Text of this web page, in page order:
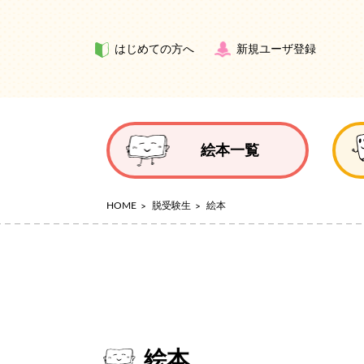
はじめての方へ 新規ユーザ登録
絵本一覧
HOME 脱受験生 絵本